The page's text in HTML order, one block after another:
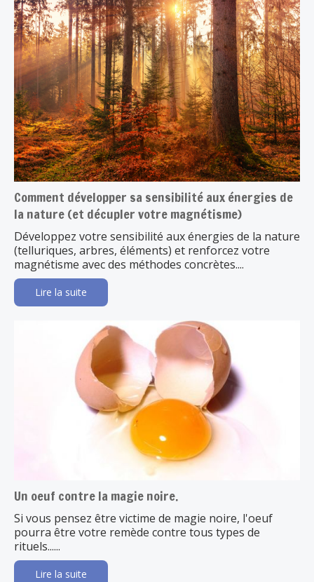
Comment développer sa sensibilité aux énergies de
la nature (et décupler votre magnétisme)
Développez votre sensibilité aux énergies de la nature
(telluriques, arbres, éléments) et renforcez votre
magnétisme avec des méthodes concrètes....
Lire la suite
Un oeuf contre la magie noire.
Si vous pensez être victime de magie noire, l'oeuf
pourra être votre remède contre tous types de
rituels......
Lire la suite